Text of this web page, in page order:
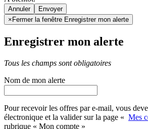
Annuler
× Fermer la fenêtre Enregistrer mon alerte
Enregistrer mon alerte
Tous les champs sont obligatoires
Nom de mon alerte
Pour recevoir les offres par e-mail, vous
électronique et la valider sur la page « Mes
rubrique « Mon compte »